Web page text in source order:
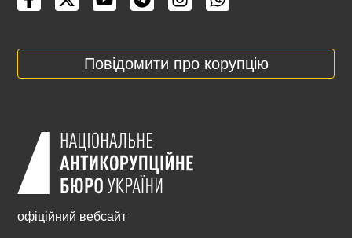
Повідомити про корупцію
офіційний вебсайт